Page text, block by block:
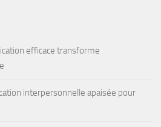
efficace transforme
interpersonnelle apaisée pour